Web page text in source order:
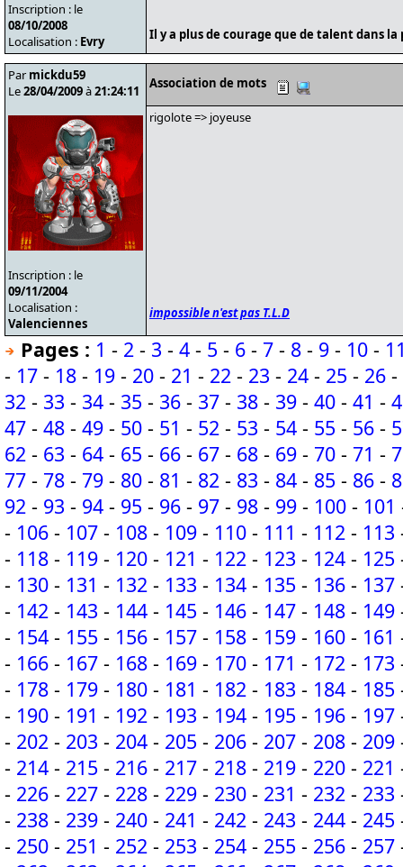
Inscription : le
08/10/2008
Localisation : Evry Il y a plus de courage que de talent dans
Par mickdu59
Le28/04/2009à21:24:11
Inscription : le
09/11/2004
Localisation :
Valenciennes
Association de mots
rigolote => joyeuse
impossible n'est pas T.L.D
Pages : 1 - 2 - 3 - 4 - 5 - 6 - 7 - 8 - 9 - 10 -
- 17 - 18 - 19 - 20 - 21 - 22 - 23 - 24 - 25 - 26 -
32 - 33 - 34 - 35 - 36 - 37 - 38 - 39 - 40 - 41 -
47 - 48 - 49 - 50 - 51 - 52 - 53 - 54 - 55 - 56 -
62 - 63 - 64 - 65 - 66 - 67 - 68 - 69 - 70 - 71 -
77 - 78 - 79 - 80 - 81 - 82 - 83 - 84 - 85 - 86 -
92 - 93 - 94 - 95 - 96 - 97 - 98 - 99 - 100 - 101
- 106 - 107 - 108 - 109 - 110 - 111 - 112 - 113
- 118 - 119 - 120 - 121 - 122 - 123 - 124 - 125
- 130 - 131 - 132 - 133 - 134 - 135 - 136 - 137
- 142 - 143 - 144 - 145 - 146 - 147 - 148 - 149
- 154 - 155 - 156 - 157 - 158 - 159 - 160 - 161
- 166 - 167 - 168 - 169 - 170 - 171 - 172 - 173
- 178 - 179 - 180 - 181 - 182 - 183 - 184 - 185
- 190 - 191 - 192 - 193 - 194 - 195 - 196 - 197
- 202 - 203 - 204 - 205 - 206 - 207 - 208 - 209
- 214 - 215 - 216 - 217 - 218 - 219 - 220 - 221
- 226 - 227 - 228 - 229 - 230 - 231 - 232 - 233
- 238 - 239 - 240 - 241 - 242 - 243 - 244 - 245
- 250 - 251 - 252 - 253 - 254 - 255 - 256 - 257